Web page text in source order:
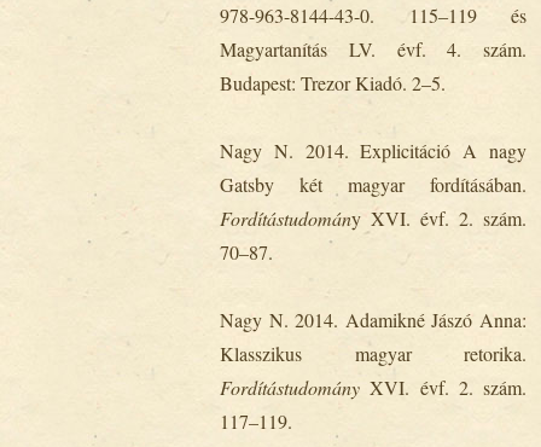
978-963-8144-43-0. 115‒119 és
Magyartanítás LV. évf. 4. szám.
Budapest: Trezor Kiadó. 2–5.
Nagy N. 2014. Explicitáció A nagy
Gatsby két magyar fordításában.
Fordítástudomány XVI. évf. 2. szám.
70–87.
Nagy N. 2014. Adamikné Jászó Anna:
Klasszikus magyar retorika.
FordítástudományXVI. évf. 2. szám.
117–119.